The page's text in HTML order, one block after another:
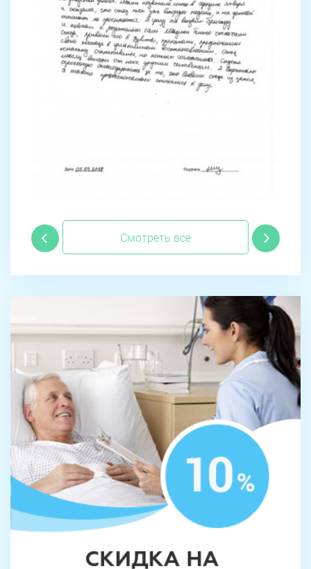
Смотреть все